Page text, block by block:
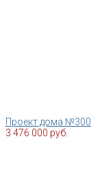
Проект дома №300
3 476 000 руб.